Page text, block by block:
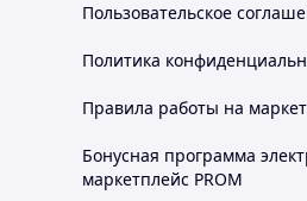
Пользовательское
Политика
Правила работы на
Бонусная программа
маркетплейс PROM